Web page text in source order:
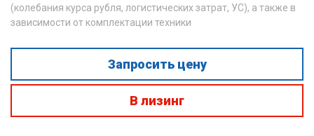
(колебания курса рубля, логистических затрат, УС), а также в
зависимости от комплектации техники
Запросить цену
В лизинг